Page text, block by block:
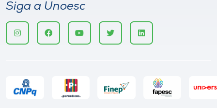
Siga a Unoesc